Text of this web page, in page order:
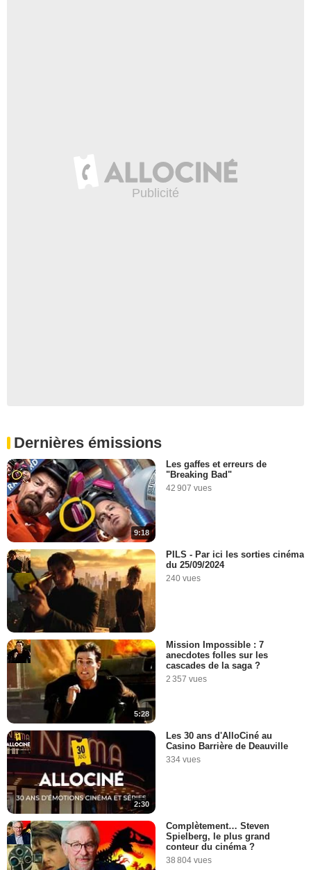
Dernières émissions
9:18
Les gaffes et erreurs de
"Breaking Bad"
42 907 vues
PILS - Par ici les sorties cinéma
du 25/09/2024
240 vues
5:28
Mission Impossible : 7
anecdotes folles sur les
cascades de la saga ?
2 357 vues
2:30
Les 30 ans d'AlloCiné au
Casino Barrière de Deauville
334 vues
Complètement… Steven
Spielberg, le plus grand
conteur du cinéma ?
38 804 vues